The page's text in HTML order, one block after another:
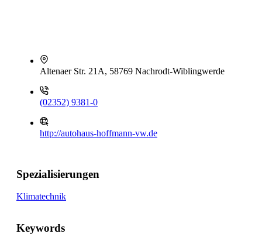
Altenaer Str. 21A, 58769 Nachrodt-Wiblingwerde
(02352) 9381-0
http://autohaus-hoffmann-vw.de
Spezialisierungen
Klimatechnik
Keywords